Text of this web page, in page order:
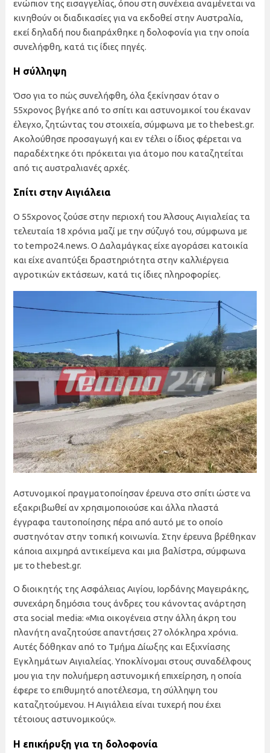
ενώπιον της εισαγγελίας, όπου στη συνέχεια αναμένεται να
κινηθούν οι διαδικασίες για να εκδοθεί στην Αυστραλία,
εκεί δηλαδή που διαπράχθηκε η δολοφονία για την οποία
συνελήφθη, κατά τις ίδιες πηγές.
Η σύλληψη
Όσο για το πώς συνελήφθη, όλα ξεκίνησαν όταν ο
55χρονος βγήκε από το σπίτι και αστυνομικοί του έκαναν
έλεγχο, ζητώντας του στοιχεία, σύμφωνα με το thebest.gr.
Ακολούθησε προσαγωγή και εν τέλει ο ίδιος φέρεται να
παραδέχτηκε ότι πρόκειται για άτομο που καταζητείται
από τις αυστραλιανές αρχές.
Σπίτι στην Αιγιάλεια
Ο 55χρονος ζούσε στην περιοχή του Άλσους Αιγιαλείας τα
τελευταία 18 χρόνια μαζί με την σύζυγό του, σύμφωνα με
το tempo24.news. Ο Δαλαμάγκας είχε αγοράσει κατοικία
και είχε αναπτύξει δραστηριότητα στην καλλιέργεια
αγροτικών εκτάσεων, κατά τις ίδιες πληροφορίες.
Αστυνομικοί πραγματοποίησαν έρευνα στο σπίτι ώστε να
εξακριβωθεί αν χρησιμοποιούσε και άλλα πλαστά
έγγραφα ταυτοποίησης πέρα από αυτό με το οποίο
συστηνόταν στην τοπική κοινωνία. Στην έρευνα βρέθηκαν
κάποια αιχμηρά αντικείμενα και μια βαλίστρα, σύμφωνα
με το thebest.gr.
Ο διοικητής της Ασφάλειας Αιγίου, Ιορδάνης Μαγειράκης,
συνεχάρη δημόσια τους άνδρες του κάνοντας ανάρτηση
στα social media: «Μια οικογένεια στην άλλη άκρη του
πλανήτη αναζητούσε απαντήσεις 27 ολόκληρα χρόνια.
Αυτές δόθηκαν από το Τμήμα Δίωξης και Εξιχνίασης
Εγκλημάτων Αιγιαλείας. Υποκλίνομαι στους συναδέλφους
μου για την πολυήμερη αστυνομική επιχείρηση, η οποία
έφερε το επιθυμητό αποτέλεσμα, τη σύλληψη του
καταζητούμενου. Η Αιγιάλεια είναι τυχερή που έχει
τέτοιους αστυνομικούς».
Η επικήρυξη για τη δολοφονία